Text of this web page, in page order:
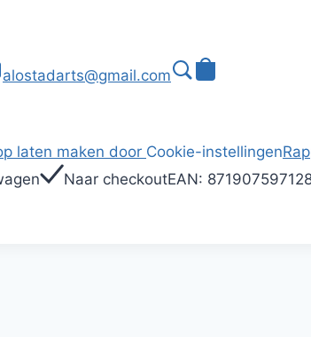
alostadarts@gmail.com
laten maken door Cookie-instellingen
Naar checkoutEAN: